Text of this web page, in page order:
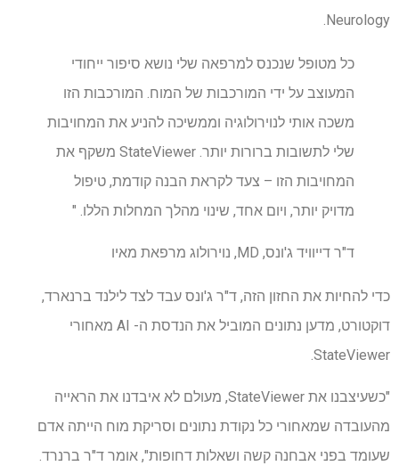
Neurology.
כל מטופל שנכנס למרפאה שלי נושא סיפור ייחודי
המעוצב על ידי המורכבות של המוח. המורכבות הזו
משכה אותי לנוירולוגיה וממשיכה להניע את המחויבות
שלי לתשובות ברורות יותר. StateViewer משקף את
המחויבות הזו – צעד לקראת הבנה קודמת, טיפול
מדויק יותר, ויום אחד, שינוי מהלך המחלות הללו. "
ד"ר דייוויד ג'ונס, MD, נוירולוג מרפאת מאיו
כדי להחיות את החזון הזה, ד"ר ג'ונס עבד לצד לילנד ברנארד,
דוקטורט, מדען נתונים המוביל את הנדסת ה- AI מאחורי
StateViewer.
"כשעיצבנו את StateViewer, מעולם לא איבדנו את הראייה
מהעובדה שמאחורי כל נקודת נתונים וסריקת מוח הייתה אדם
שעומד בפני אבחנה קשה ושאלות דחופות", אומר ד"ר ברנרד.